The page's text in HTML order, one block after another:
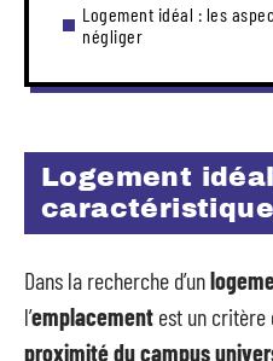
Logement idéal : les
négliger
Logement
Dans la recherche d’un
l’emplacement est un critère
proximité du campus